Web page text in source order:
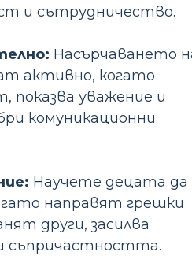
и сътрудничество.
Насърчаването
активно, когато
показва уважение и
комуникационни
Научете децата да
направят грешки
други, засилва